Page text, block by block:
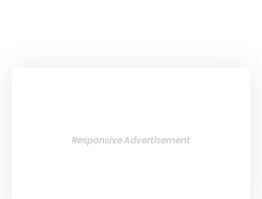
Responsive Advertisement